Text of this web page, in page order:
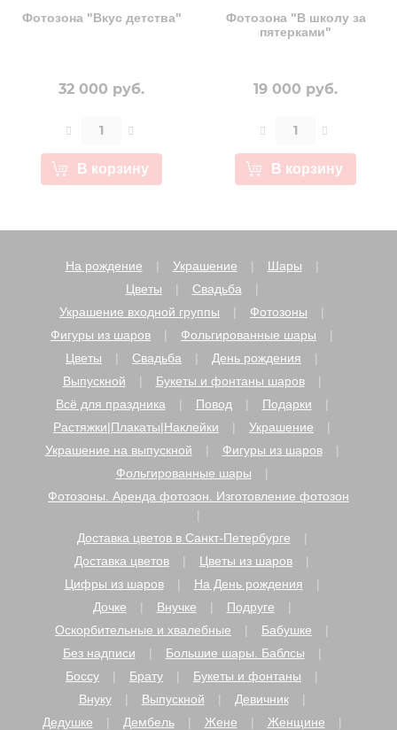
Фотозона "Вкус детства"
32 000 руб.
В корзину
Фотозона "В школу за
пятерками"
19 000 руб.
В корзину
На рождение Украшение
Шары
Цветы
Свадьба
Украшение входной группы
Фотозоны
Фигуры из шаров
Фольгированные шары
Цветы
Свадьба
День рождения
Выпускной
Букеты и фонтаны шаров
Всё для праздника
Повод
Подарки
Растяжки|Плакаты|Наклейки
Украшение
Украшение на выпускной
Фигуры из шаров
Фольгированные шары
Фотозоны. Аренда фотозон. Изготовление фотозон
Доставка цветов в Санкт-Петербурге
Доставка цветов
Цветы из шаров
Цифры из шаров
На День рождения
Дочке
Внучке
Подруге
Оскорбительные и хвалебные
Бабушке
Без надписи
Большие шары. Баблсы
Боссу
Брату
Букеты и фонтаны
Внуку
Выпускной
Девичник
Дедушке
Дембель Жене
Женщине